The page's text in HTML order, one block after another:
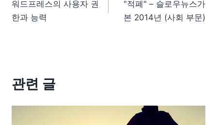
워드프레스의 사용자 권
한과 능력
"적폐" – 슬로우뉴스가
본 2014년 (사회 부문)
관련 글